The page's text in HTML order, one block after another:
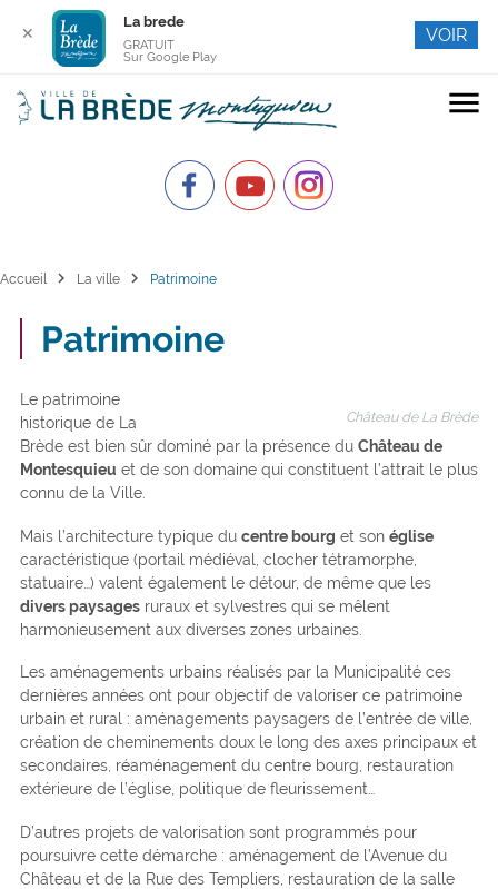
menu
Accueil chevron_right La ville chevron_right Patrimoine
Patrimoine
Château de La Brède
Le patrimoine
historique de La
Brède est bien sûr dominé par la présence du Château de
Montesquieu et de son domaine qui constituent l’attrait le plus
connu de la Ville.
Mais l’architecture typique du centre bourg et son église
caractéristique (portail médiéval, clocher tétramorphe,
statuaire…) valent également le détour, de même que les
divers paysagesruraux et sylvestres qui se mêlent
harmonieusement aux diverses zones urbaines.
Les aménagements urbains réalisés par la Municipalité ces
dernières années ont pour objectif de valoriser ce patrimoine
urbain et rural : aménagements paysagers de l’entrée de ville,
création de cheminements doux le long des axes principaux et
secondaires, réaménagement du centre bourg, restauration
extérieure de l’église, politique de fleurissement…
D’autres projets de valorisation sont programmés pour
poursuivre cette démarche : aménagement de l’Avenue du
Château et de la Rue des Templiers, restauration de la salle
✕
La brede
GRATUIT
Sur Google Play
VOIR